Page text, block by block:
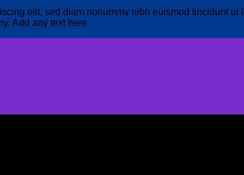
elit, sed diam nonummy nibh euismod tincidunt
Add any text here